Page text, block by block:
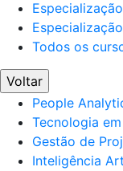
Todos os
Voltar
People
Tecnologia
Gestão de
Inteligência